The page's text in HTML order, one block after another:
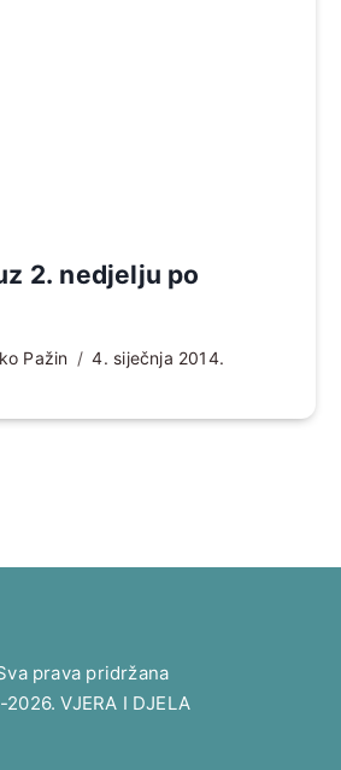
2. nedjelju po
Pažin 4. siječnja 2014.
prava pridržana
2026. VJERA I DJELA